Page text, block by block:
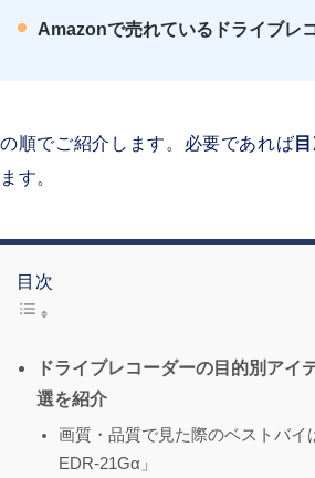
Amazonで売れているドライブレ
の順でご紹介します。必要であれば
ます。
目次
ドライブレコーダーの目的別アイ
選を紹介
画質・品質で見た際のベストバイ
EDR-21Gα」